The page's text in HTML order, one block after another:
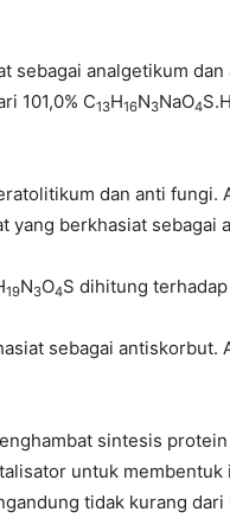
sebagai analgetikum
101,0% C13H16N3NaO4S.H
dan anti fungi.
yang berkhasiat sebagai
19N3O4S dihitung
sebagai antiskorbut.
sintesis
untuk membentuk
tidak kurang dari